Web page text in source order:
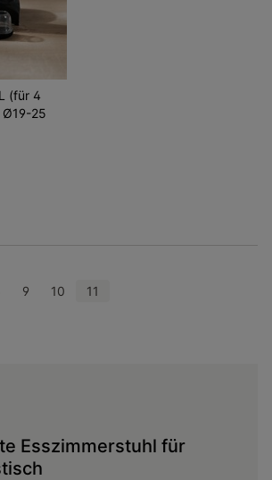
(für 4
Ø19-25
9 10 11
Esszimmerstuhl für